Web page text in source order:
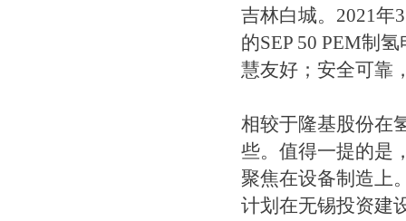
吉林白城。2021年
的SEP 50 PEM制
慧友好；安全可靠
相较于隆基股份在
些。值得一提的是
聚焦在设备制造上
计划在无锡投资建